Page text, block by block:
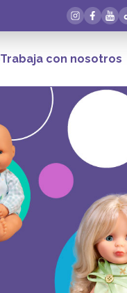
Trabaja con nosotros